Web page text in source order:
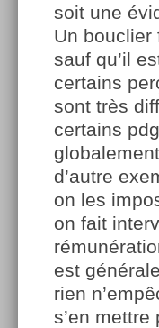
soit une
Un bouclier
sauf qu’il
certains
sont très
certains
d’autre
on les
on fait
est
rien
s’en